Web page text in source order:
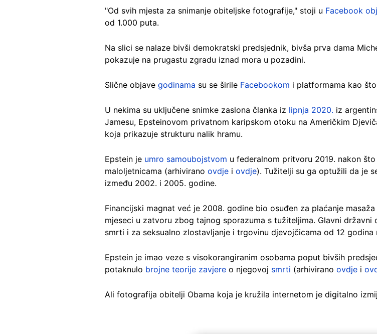
"Od svih mjesta za snimanje obiteljske fotografije," stoji u Facebook
od 1.000 puta.
Na slici se nalaze bivši demokratski predsjednik, bivša prva dama
pokazuje na prugastu zgradu iznad mora u pozadini.
Slične objave godinama su se širile Facebookom i platformama kao
U nekima su uključene snimke zaslona članka iz lipnja 2020. iz
Jamesu, Epsteinovom privatnom karipskom otoku na Američkim
koja prikazuje strukturu nalik hramu.
Epstein je umro samoubojstvom u federalnom pritvoru 2019. nakon
maloljetnicama (arhivirano ovdje i ovdje). Tužitelji su ga optužili da je
između 2002. i 2005. godine.
Financijski magnat već je 2008. godine bio osuđen za plaćanje
mjeseci u zatvoru zbog tajnog sporazuma s tužiteljima. Glavni državni
smrti i za seksualno zlostavljanje i trgovinu djevojčicama od 12 godina
Epstein je imao veze s visokorangiranim osobama poput bivših
potaknulo brojne teorije zavjere o njegovoj smrti (arhivirano ovdje i
Ali fotografija obitelji Obama koja je kružila internetom je digitalno